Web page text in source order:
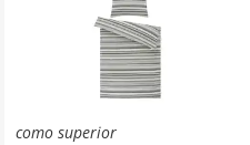
como superior